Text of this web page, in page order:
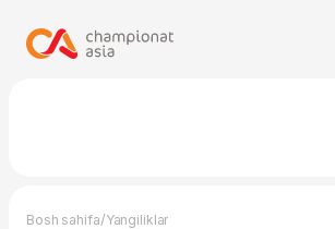
Bosh sahifa/Yangiliklar